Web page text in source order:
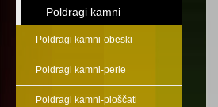
Poldragi kamni
Poldragi kamni-obeski
Poldragi kamni-perle
Poldragi kamni-ploščati